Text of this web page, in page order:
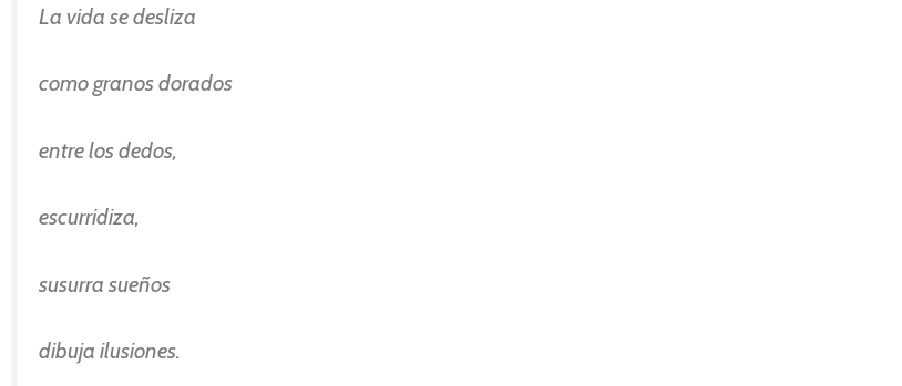
La vida se desliza
como granos dorados
entre los dedos,
escurridiza,
susurra sueños
dibuja ilusiones.